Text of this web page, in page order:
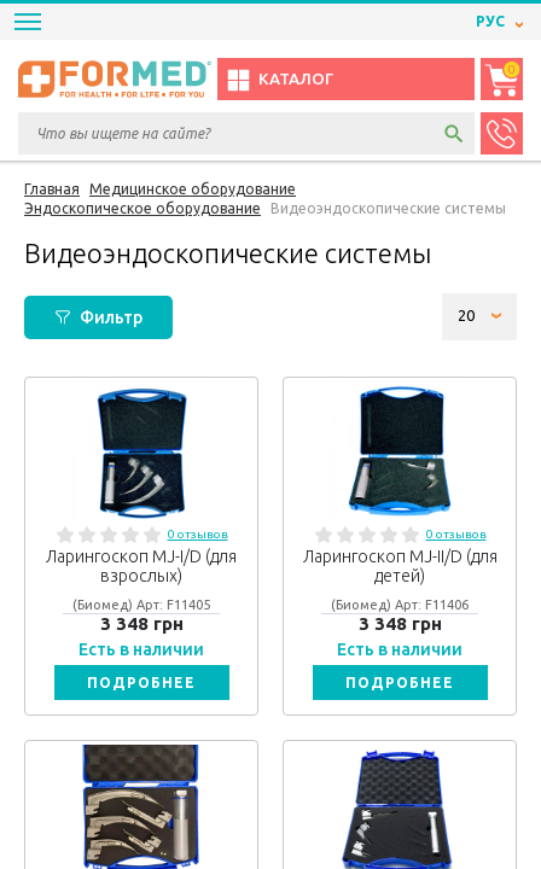
РУС
КАТАЛОГ
0
Главная
Медицинское оборудование
Эндоскопическое оборудование
Видеоэндоскопические системы
Видеоэндоскопические системы
Фильтр
0 отзывов
Ларингоскоп MJ-I/D (для
взрослых)
(Биомед) Арт: F11405
3 348 грн
Есть в наличии
ПОДРОБНЕЕ
0 отзывов
Ларингоскоп MJ-II/D (для
детей)
(Биомед) Арт: F11406
3 348 грн
Есть в наличии
ПОДРОБНЕЕ